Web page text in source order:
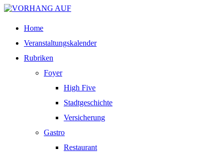
Home
Veranstaltungskalender
Rubriken
Foyer
High Five
Stadtgeschichte
Versicherung
Gastro
Restaurant